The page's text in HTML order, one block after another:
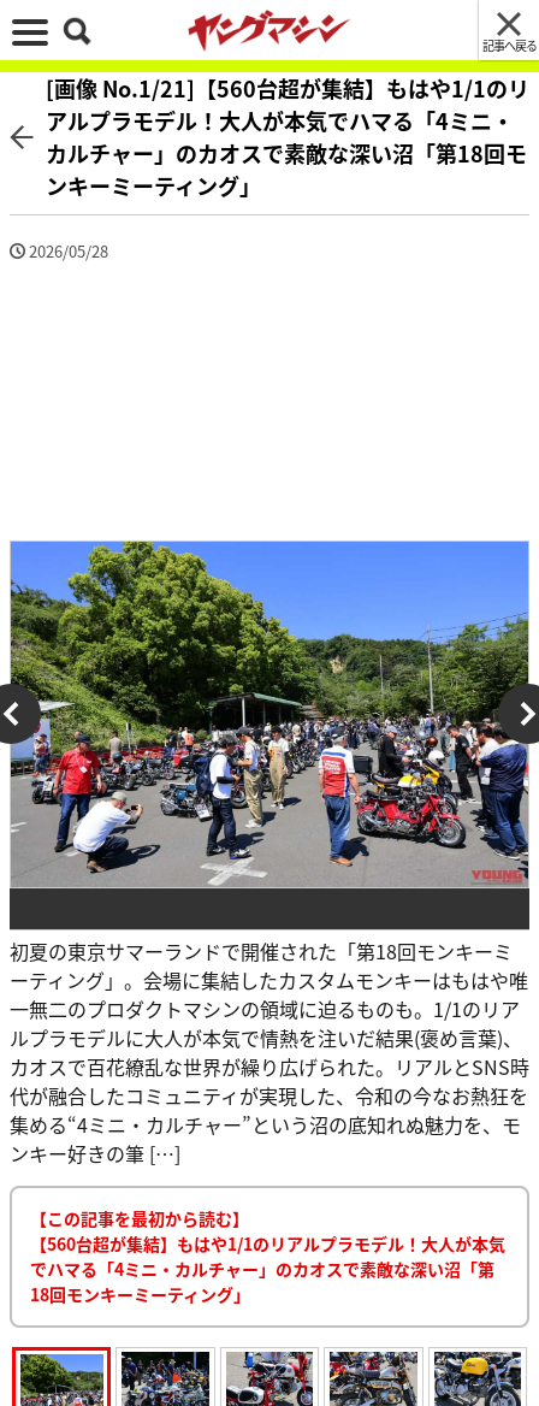
記事へ戻る
[画像 No.1/21]【560台超が集結】もはや1/1のリ
アルプラモデル！大人が本気でハマる「4ミニ・
カルチャー」のカオスで素敵な深い沼「第18回モ
ンキーミーティング」
2026/05/28
初夏の東京サマーランドで開催された「第18回モンキーミ
ーティング」。会場に集結したカスタムモンキーはもはや唯
一無二のプロダクトマシンの領域に迫るものも。1/1のリア
ルプラモデルに大人が本気で情熱を注いだ結果(褒め言葉)、
カオスで百花繚乱な世界が繰り広げられた。リアルとSNS時
代が融合したコミュニティが実現した、令和の今なお熱狂を
集める“4ミニ・カルチャー”という沼の底知れぬ魅力を、モ
ンキー好きの筆 […]
【この記事を最初から読む】
【560台超が集結】もはや1/1のリアルプラモデル！大人が本気
でハマる「4ミニ・カルチャー」のカオスで素敵な深い沼「第
18回モンキーミーティング」